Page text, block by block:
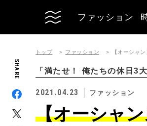
ファッション
SHARE
トップ ファッション 【オーシャ
「満たせ！ 俺たちの休日3
2021.04.23 ファッション
【オーシャ